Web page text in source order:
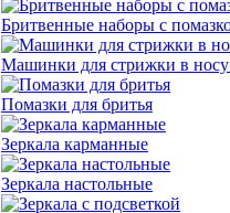
Бритвенные наборы с
Машинки для стрижки в
Помазки для бритья
Зеркала карманные
Зеркала настольные